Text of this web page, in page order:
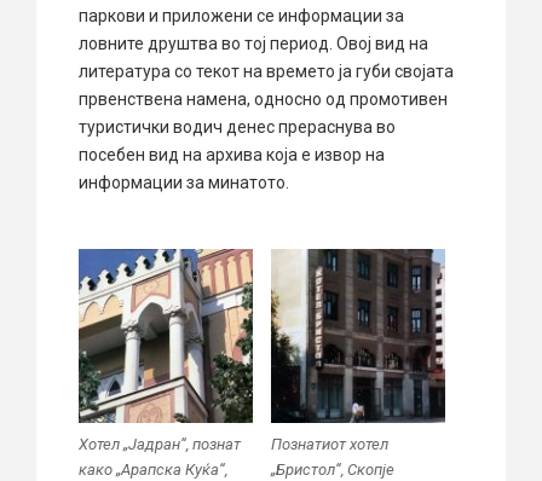
паркови и приложени се информации за
ловните друштва во тој период. Овој вид на
литература со текот на времето ја губи својата
првенствена намена, односно од промотивен
туристички водич денес прераснува во
посебен вид на архива која е извор на
информации за минатото.
Хотел „Јадран“, познат
како „Арапска Куќа“,
Познатиот хотел
„Бристол“, Скопје